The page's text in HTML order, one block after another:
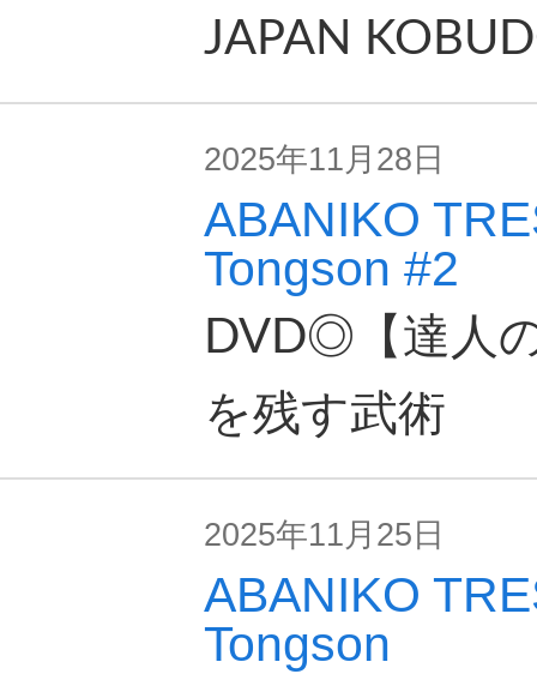
JAPAN
2025年11月28日
ABANIKO
Tongson #2
DVD◎【達人
を残す武術
2025年11月25日
ABANIKO
Tongson